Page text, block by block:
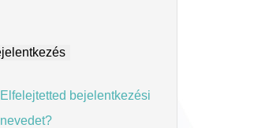
Elfelejtetted bejelentkezési
nevedet?